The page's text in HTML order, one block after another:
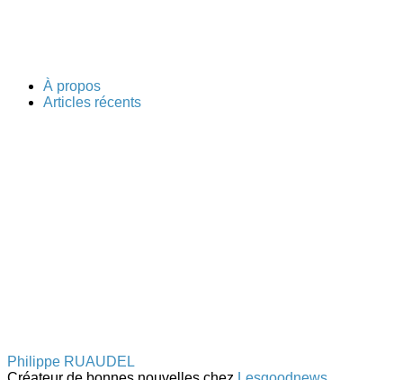
À propos
Articles récents
Philippe RUAUDEL